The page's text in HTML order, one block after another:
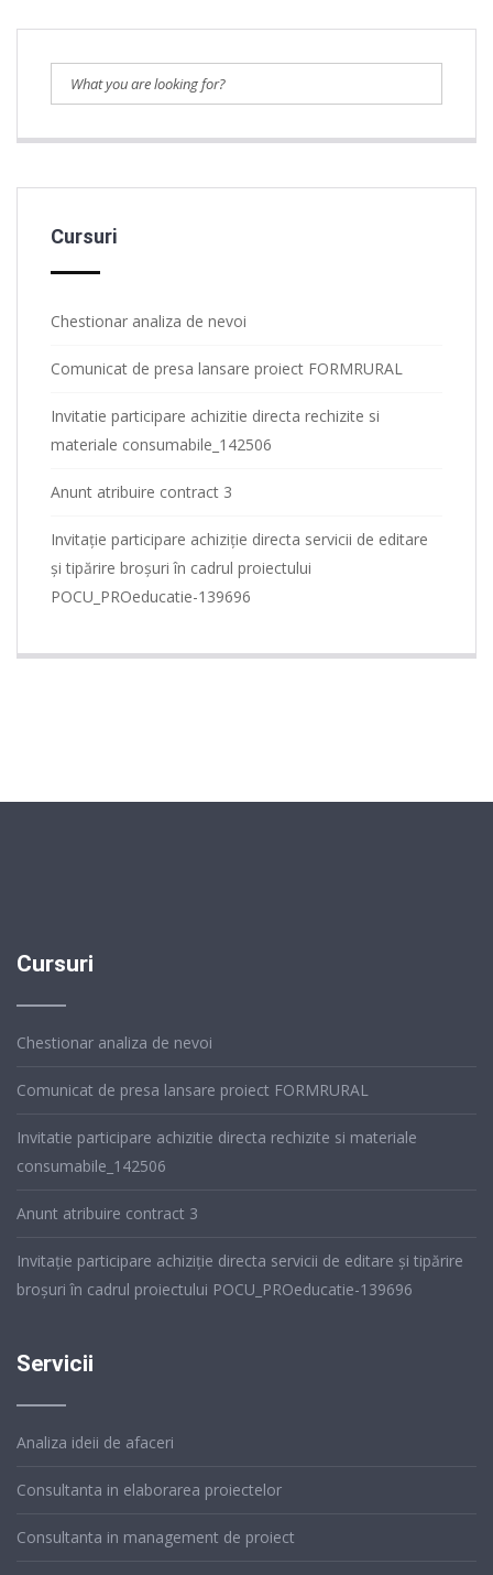
Cursuri
Chestionar analiza de nevoi
Comunicat de presa lansare proiect FORMRURAL
Invitatie participare achizitie directa rechizite si
materiale consumabile_142506
Anunt atribuire contract 3
Invitație participare achiziție directa servicii de editare
și tipărire broșuri în cadrul proiectului
POCU_PROeducatie-139696
Cursuri
Chestionar analiza de nevoi
Comunicat de presa lansare proiect FORMRURAL
Invitatie participare achizitie directa rechizite si materiale
consumabile_142506
Anunt atribuire contract 3
Invitație participare achiziție directa servicii de editare și tipărire
broșuri în cadrul proiectului POCU_PROeducatie-139696
Servicii
Analiza ideii de afaceri
Consultanta in elaborarea proiectelor
Consultanta in management de proiect